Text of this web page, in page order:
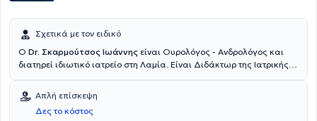
Σχετικά με τον ειδικό
Ο Dr. Σκαρμούτσος Ιωάννης είναι Ουρολόγος - Ανδρολόγος και
διατηρεί ιδιωτικό ιατρείο στη Λαμία. Είναι Διδάκτωρ της Ιατρικής
και κάτοχος Μεταπτυχιακού τίτλου στην Ελάχιστα Επεμβατική
Χειρουργική, Ρομποτική Χειρουργική και Τηλεχειρουργική από το
ίδιο Πανεπιστήμιο. Παράλληλα, ειδικεύθηκε στην Ουρολογία -
Απλή επίσκεψη
Δες το κόστος